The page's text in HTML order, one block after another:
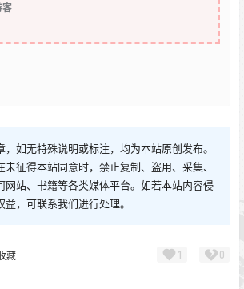
查看
真合集[38套][持续更新]
加水印
题请联系客服
客